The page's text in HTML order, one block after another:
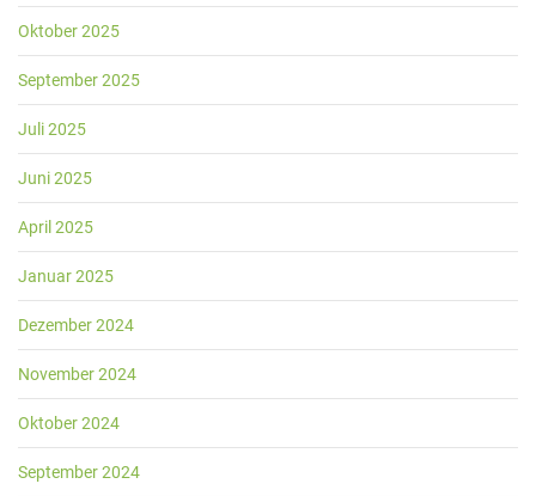
Oktober 2025
September 2025
Juli 2025
Juni 2025
April 2025
Januar 2025
Dezember 2024
November 2024
Oktober 2024
September 2024